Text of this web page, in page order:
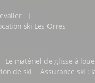
ski Les Orres
Le matériel de glisse à
de ski
Assurance ski :